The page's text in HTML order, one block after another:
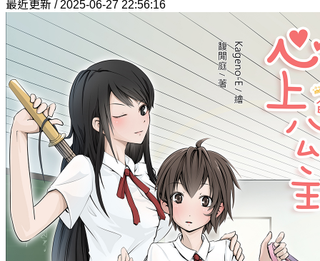
最近更新 / 2025-06-27 22:56:16